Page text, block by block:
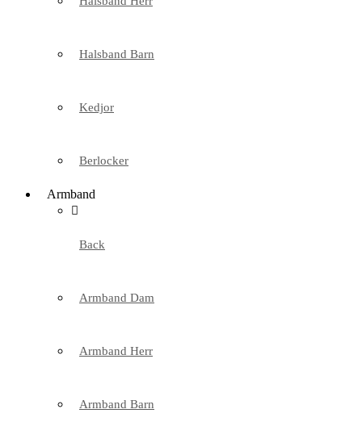
Halsband Barn
Kedjor
Berlocker
Armband
Back
Armband Dam
Armband Herr
Armband Barn